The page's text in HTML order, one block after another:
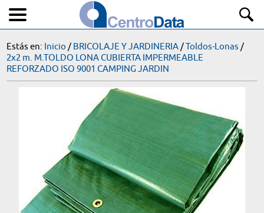
Estás en: Inicio / BRICOLAJE Y JARDINERIA/Toldos-Lonas /
2x2 m. M.TOLDO LONA CUBIERTA IMPERMEABLE
REFORZADO ISO 9001 CAMPING JARDIN